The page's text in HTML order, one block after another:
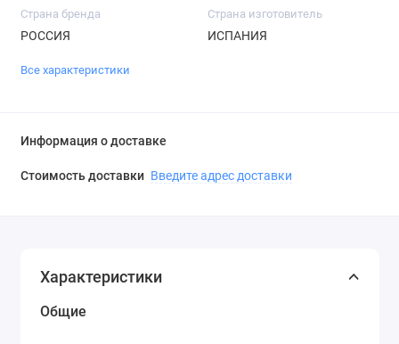
Страна бренда
РОССИЯ
Страна изготовитель
ИСПАНИЯ
Все характеристики
Информация о доставке
Стоимость доставки Введите адрес доставки
Характеристики
Общие